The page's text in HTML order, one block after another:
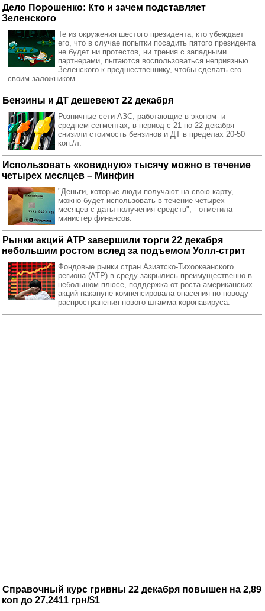
Дело Порошенко: Кто и зачем подставляет
Зеленского
Те из окружения шестого президента, кто убеждает
его, что в случае попытки посадить пятого президента
не будет ни протестов, ни трения с западными
партнерами, пытаются воспользоваться неприязнью
Зеленского к предшественнику, чтобы сделать его
своим заложником.
Бензины и ДТ дешевеют 22 декабря
Розничные сети АЗС, работающие в эконом- и
среднем сегментах, в период с 21 по 22 декабря
снизили стоимость бензинов и ДТ в пределах 20-50
коп./л.
Использовать «ковидную» тысячу можно в течение
четырех месяцев – Минфин
"Деньги, которые люди получают на свою карту,
можно будет использовать в течение четырех
месяцев с даты получения средств", - отметила
министер финансов.
Рынки акций АТР завершили торги 22 декабря
небольшим ростом вслед за подъемом Уолл-стрит
Фондовые рынки стран Азиатско-Тихоокеанского
региона (АТР) в среду закрылись преимущественно в
небольшом плюсе, поддержка от роста американских
акций накануне компенсировала опасения по поводу
распространения нового штамма коронавируса.
Справочный курс гривны 22 декабря повышен на 2,89
коп до 27,2411 грн/$1